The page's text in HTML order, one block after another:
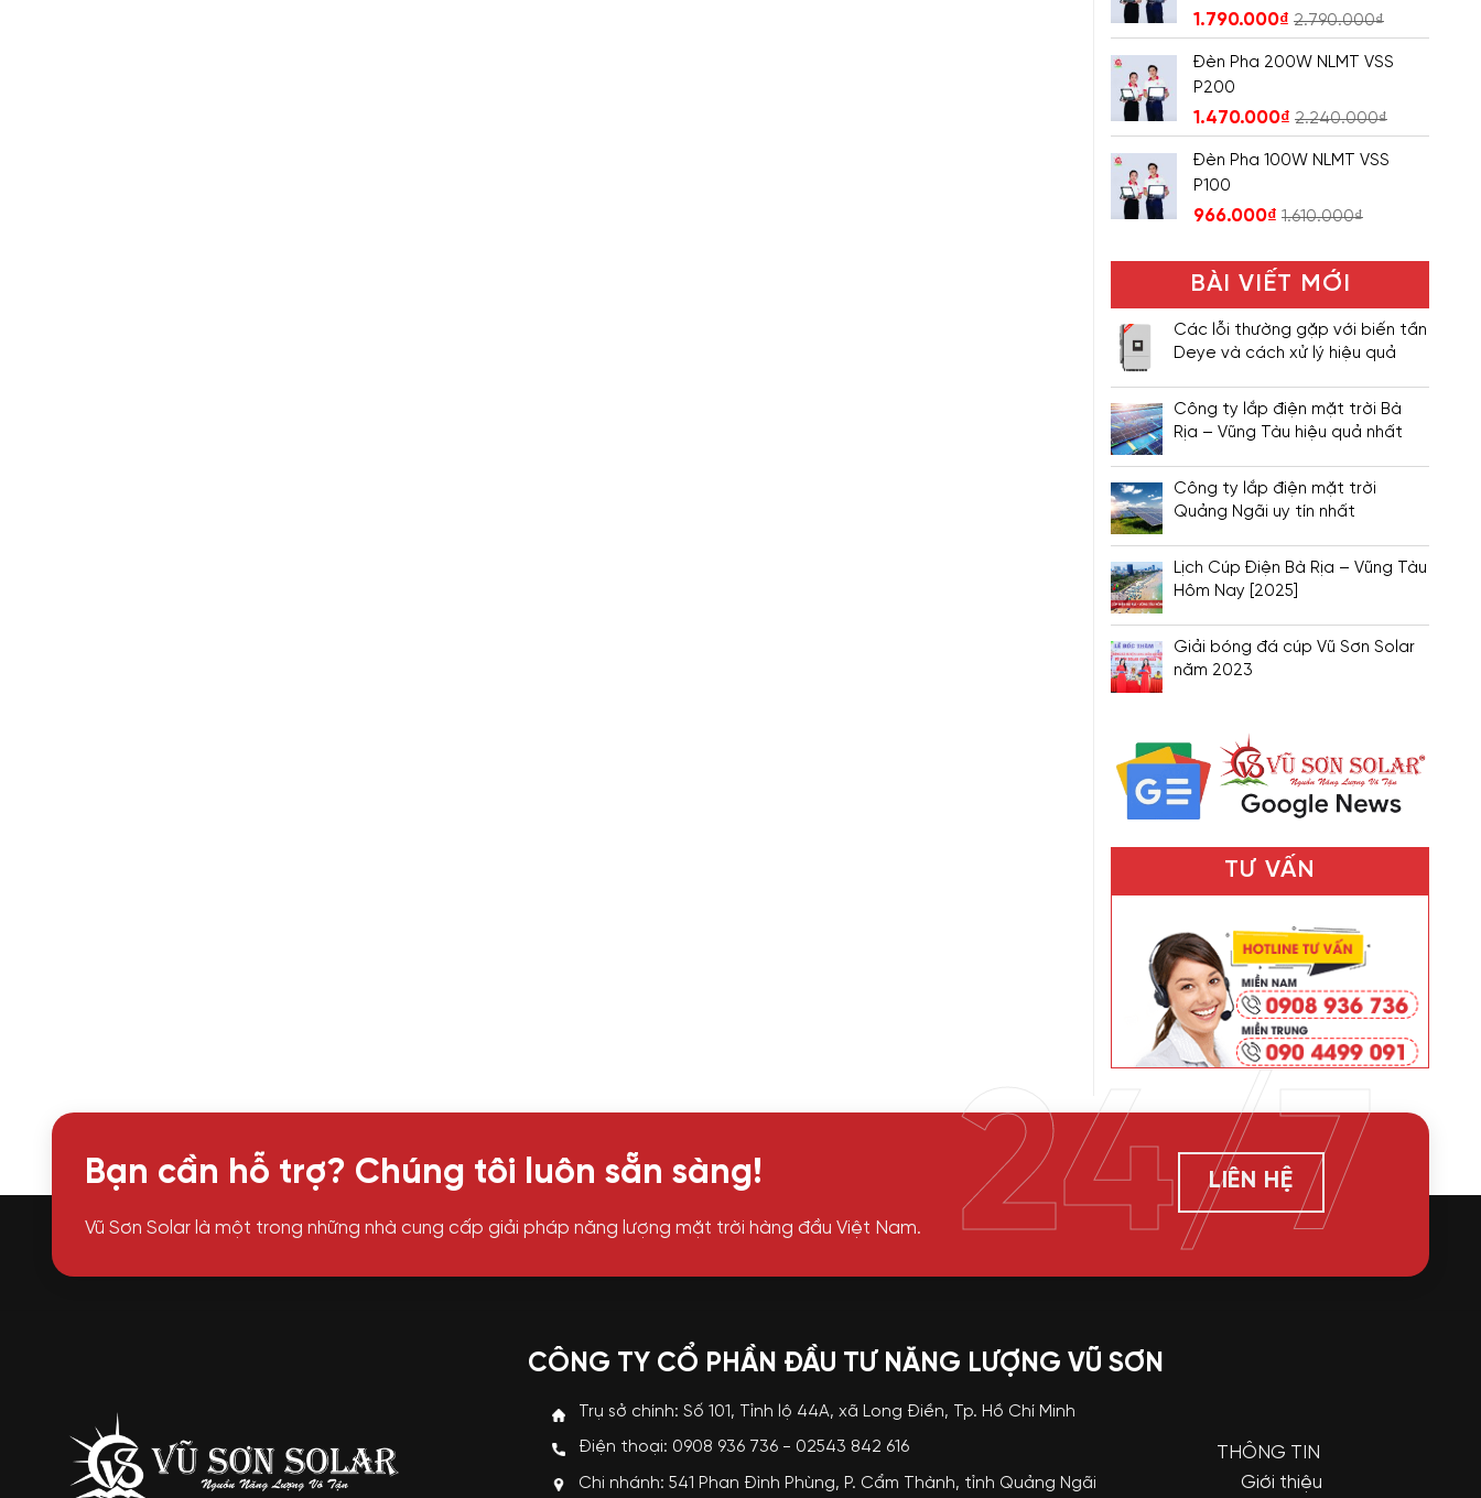
1.790.000₫ 2.790.000₫
Đèn Pha 200W NLMT VSS
P200
1.470.000₫ 2.240.000₫
Đèn Pha 100W NLMT VSS
P100
966.000₫ 1.610.000₫
BÀI VIẾT MỚI
Các lỗi thường gặp với biến tần
Deye và cách xử lý hiệu quả
Công ty lắp điện mặt trời Bà
Rịa – Vũng Tàu hiệu quả nhất
Công ty lắp điện mặt trời
Quảng Ngãi uy tín nhất
Lịch Cúp Điện Bà Rịa – Vũng Tàu
Hôm Nay [2025]
Giải bóng đá cúp Vũ Sơn Solar
năm 2023
TƯ VẤN
Bạn cần hỗ trợ? Chúng tôi luôn sẵn sàng!
Vũ Sơn Solar là một trong những nhà cung cấp giải pháp năng lượng mặt trời hàng đầu Việt Nam.
LIÊN HỆ
24/7
CÔNG TY CỔ PHẦN ĐẦU TƯ NĂNG LƯỢNG VŨ SƠN
Trụ sở chính: Số 101, Tỉnh lộ 44A, xã Long Điền, Tp. Hồ Chí Minh
Điện thoại: 0908 936 736 - 02543 842 616
Chi nhánh: 541 Phan Đình Phùng, P. Cẩm Thành, tỉnh Quảng Ngãi
THÔNG TIN
Giới thiệu